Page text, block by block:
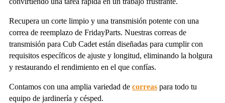
Recupera un corte limpio y una transmisión potente con una
correa de reemplazo de FridayParts. Nuestras correas de
transmisión para Cub Cadet están diseñadas para cumplir con
requisitos específicos de ajuste y longitud, eliminando la holgura
y restaurando el rendimiento en el que confías.
Contamos con una amplia variedad de correas para todo tu
equipo de jardinería y césped.